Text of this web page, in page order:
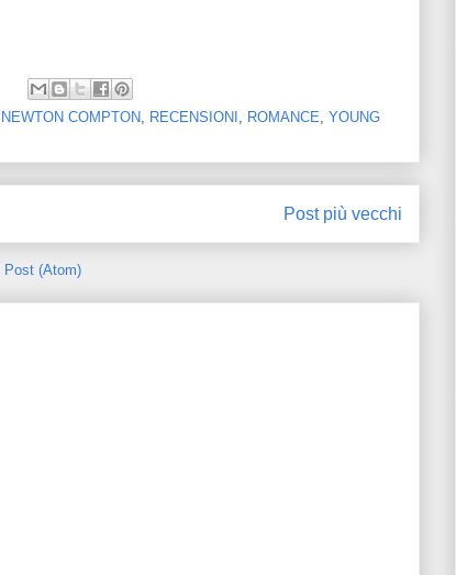
NEWTON COMPTON RECENSIONI ROMANCE YOUNG
Post più vecchi
Post (Atom)